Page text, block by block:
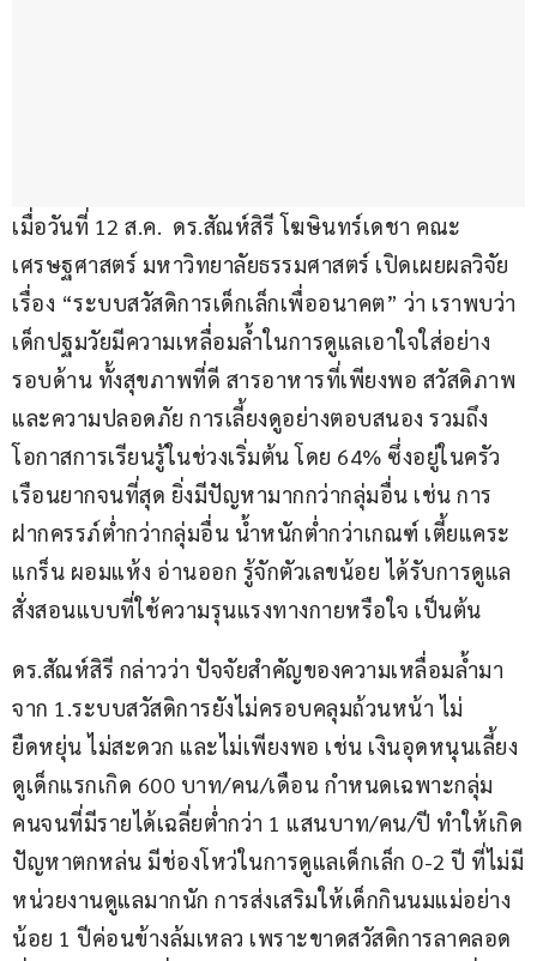
เมื่อวันที่ 12 ส.ค.  ดร.สัณห์สิรี โฆษินทร์เดชา คณะ
เศรษฐศาสตร์ มหาวิทยาลัยธรรมศาสตร์ เปิดเผยผลวิจัย
เรื่อง “ระบบสวัสดิการเด็กเล็กเพื่ออนาคต” ว่า เราพบว่า
เด็กปฐมวัยมีความเหลื่อมล้ำในการดูแลเอาใจใส่อย่าง
รอบด้าน ทั้งสุขภาพที่ดี สารอาหารที่เพียงพอ สวัสดิภาพ
และความปลอดภัย การเลี้ยงดูอย่างตอบสนอง รวมถึง
โอกาสการเรียนรู้ในช่วงเริ่มต้น โดย 64% ซึ่งอยู่ในครัว
เรือนยากจนที่สุด ยิ่งมีปัญหามากกว่ากลุ่มอื่น เช่น การ
ฝากครรภ์ต่ำกว่ากลุ่มอื่น น้ำหนักต่ำกว่าเกณฑ์ เตี้ยแคระ
แกร็น ผอมแห้ง อ่านออก รู้จักตัวเลขน้อย ได้รับการดูแล
สั่งสอนแบบที่ใช้ความรุนแรงทางกายหรือใจ เป็นต้น
ดร.สัณห์สิรี กล่าวว่า ปัจจัยสำคัญของความเหลื่อมล้ำมา
จาก 1.ระบบสวัสดิการยังไม่ครอบคลุมถ้วนหน้า ไม่
ยืดหยุ่น ไม่สะดวก และไม่เพียงพอ เช่น เงินอุดหนุนเลี้ยง
ดูเด็กแรกเกิด 600 บาท/คน/เดือน กำหนดเฉพาะกลุ่ม
คนจนที่มีรายได้เฉลี่ยต่ำกว่า 1 แสนบาท/คน/ปี ทำให้เกิด
ปัญหาตกหล่น มีช่องโหว่ในการดูแลเด็กเล็ก 0-2 ปี ที่ไม่มี
หน่วยงานดูแลมากนัก การส่งเสริมให้เด็กกินนมแม่อย่าง
น้อย 1 ปีค่อนข้างล้มเหลว เพราะขาดสวัสดิการลาคลอด